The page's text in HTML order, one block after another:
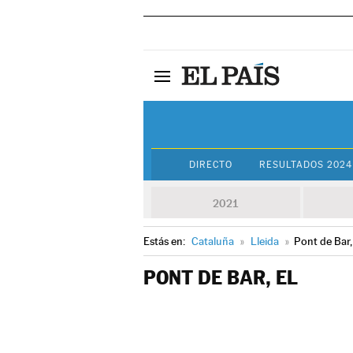
DIRECTO RESULTADOS 2024
2021
Estás en: Cataluña » Lleida » Pont de
PONT DE BAR, EL